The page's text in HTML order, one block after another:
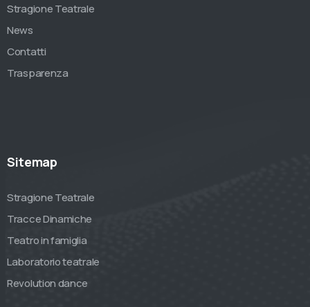
Stragione Teatrale
News
Contatti
Trasparenza
Sitemap
Stragione Teatrale
Tracce Dinamiche
Teatro in famiglia
Laboratorio teatrale
Revolution dance